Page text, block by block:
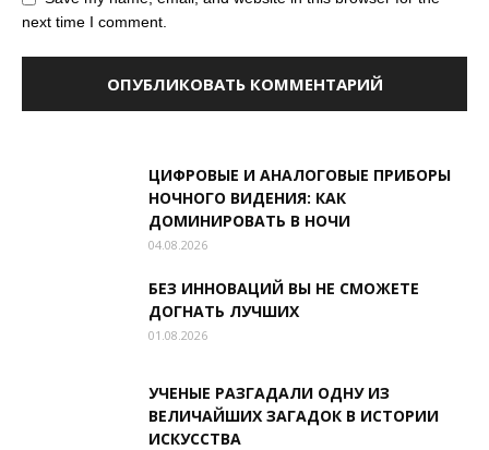
next time I comment.
ЦИФРОВЫЕ И АНАЛОГОВЫЕ ПРИБОРЫ
НОЧНОГО ВИДЕНИЯ: КАК
ДОМИНИРОВАТЬ В НОЧИ
04.08.2026
БЕЗ ИННОВАЦИЙ ВЫ НЕ СМОЖЕТЕ
ДОГНАТЬ ЛУЧШИХ
01.08.2026
УЧЕНЫЕ РАЗГАДАЛИ ОДНУ ИЗ
ВЕЛИЧАЙШИХ ЗАГАДОК В ИСТОРИИ
ИСКУССТВА